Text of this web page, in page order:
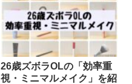
26歳ズボラOLの「効率重
視・ミニマルメイク」を紹